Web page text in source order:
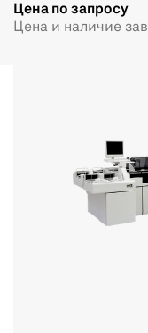
Цена по запросу
Цена и наличие